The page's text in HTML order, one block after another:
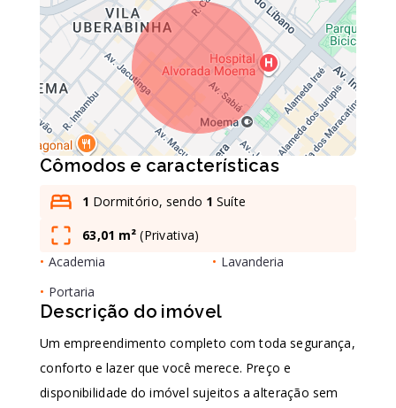
Cômodos e características
1 Dormitório, sendo 1 Suíte
63,01 m² (Privativa)
• Academia • Lavanderia
• Portaria
Descrição do imóvel
Um empreendimento completo com toda segurança,
conforto e lazer que você merece. Preço e
disponibilidade do imóvel sujeitos a alteração sem